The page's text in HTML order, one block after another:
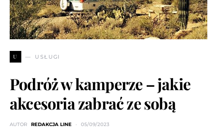
U USŁUGI
Podróż w kamperze – jakie
akcesoria zabrać ze sobą
AUTOR REDAKCJA LINE 05/09/2023